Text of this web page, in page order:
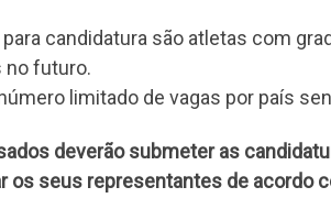
candidatura são atletas com
futuro.
limitado de vagas por país
deverão submeter as
os seus representantes de acordo